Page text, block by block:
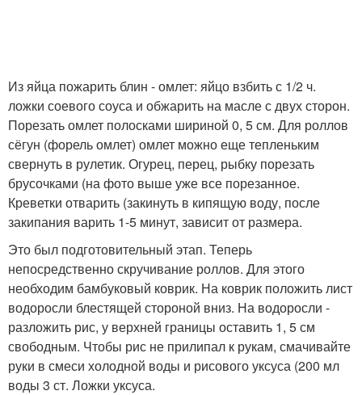
Из яйца пожарить блин - омлет: яйцо взбить с 1/2 ч.
ложки соевого соуса и обжарить на масле с двух сторон.
Порезать омлет полосками шириной 0, 5 см. Для роллов
сёгун (форель омлет) омлет можно еще тепленьким
свернуть в рулетик. Огурец, перец, рыбку порезать
брусочками (на фото выше уже все порезанное.
Креветки отварить (закинуть в кипящую воду, после
закипания варить 1-5 минут, зависит от размера.
Это был подготовительный этап. Теперь
непосредственно скручивание роллов. Для этого
необходим бамбуковый коврик. На коврик положить лист
водоросли блестящей стороной вниз. На водоросли -
разложить рис, у верхней границы оставить 1, 5 см
свободным. Чтобы рис не прилипал к рукам, смачивайте
руки в смеси холодной воды и рисового уксуса (200 мл
воды 3 ст. Ложки уксуса.